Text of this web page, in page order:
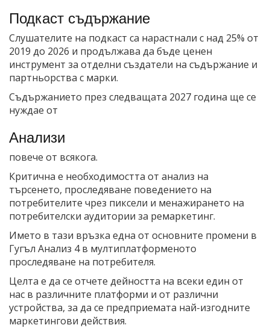
Подкаст съдържание
Слушателите на подкаст са нарастнали с над 25% от
2019 до 2026 и продължава да бъде ценен
инструмент за отделни създатели на съдържание и
партньорства с марки.
Съдържанието през следващата 2027 година ще се
нуждае от
Анализи
повече от всякога.
Критична е необходимостта от анализ на
търсенето, проследяване поведението на
потребителите чрез пиксели и менажирането на
потребителски аудитории за ремаркетинг.
Името в тази връзка една от основните промени в
Гугъл Анализ 4 в мултиплатформеното
проследяване на потребителя.
Целта е да се отчете дейността на всеки един от
нас в различните платформи и от различни
устройства, за да се предприемата най-изгодните
маркетингови действия.